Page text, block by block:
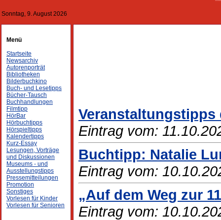
Sonntag, 9. August 2026
Menü
Startseite
Newsarchiv
Autorenporträt
Bibliotheken
Bilderbuchkino
Buch- und Lesetipps
Bücher-Tausch
Buchhandlungen
Filmtipp
HörBar
Hörbuchtipps
Hörspieltipps
Kalendertipps
Kurz-Essay
Lesungen, Vorträge
und Diskussionen
Museums - und
Ausstellungstipps
Pressemitteilungen
Promotion
Sonstiges
Vorlesen für Kinder
Vorlesen für Senioren
Veranstaltungstipps
Eintrag vom:
Buchtipp: Natalie
Eintrag vom:
„Auf dem Weg zur
Eintrag vom: